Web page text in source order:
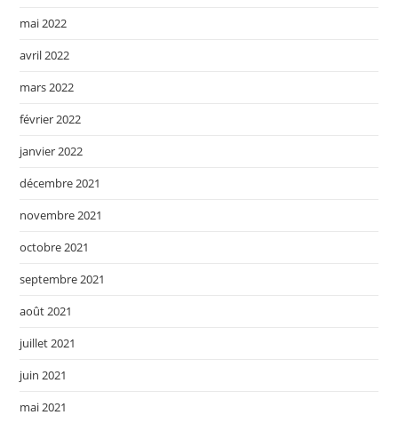
mai 2022
avril 2022
mars 2022
février 2022
janvier 2022
décembre 2021
novembre 2021
octobre 2021
septembre 2021
août 2021
juillet 2021
juin 2021
mai 2021